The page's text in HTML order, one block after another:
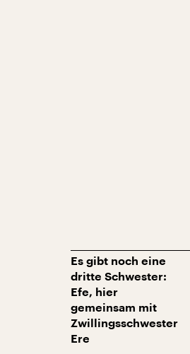
Es gibt noch eine
dritte Schwester:
Efe, hier
gemeinsam mit
Zwillingsschwester
Ere